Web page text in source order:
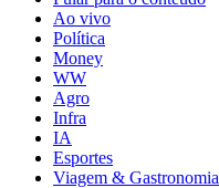
Ao vivo
Política
Money
WW
Agro
Infra
IA
Esportes
Viagem & Gastronomia